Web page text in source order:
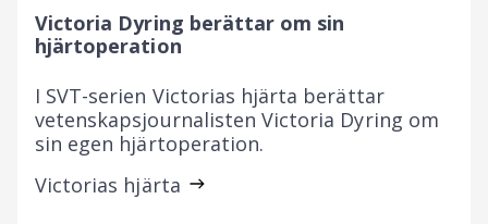
Victoria Dyring berättar om sin
hjärtoperation
I SVT-serien Victorias hjärta berättar
vetenskapsjournalisten Victoria Dyring om
sin egen hjärtoperation.
Victorias hjärta